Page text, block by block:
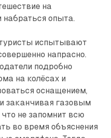
на
опыта.
испытывают
напрасно.
подробно
на колёсах и
оснащением,
заканчивая газовым
не запомнит всю
во время объяснения